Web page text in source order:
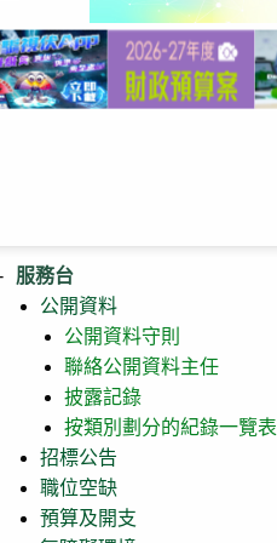
服務台
公開資料
公開資料守則
聯絡公開資料主任
披露記錄
按類別劃分的紀錄一覽表
招標公告
職位空缺
預算及開支